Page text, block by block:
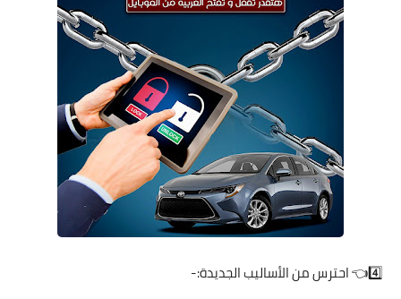
4️⃣👈 احترس من الأساليب الجديدة:-